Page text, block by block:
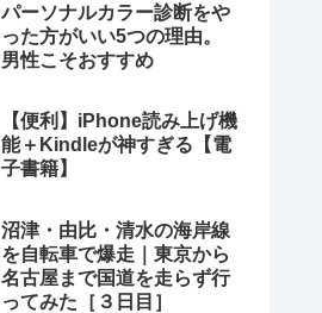
パーソナルカラー診断をや
った方がいい5つの理由。
男性こそおすすめ
【便利】iPhone読み上げ機
能＋Kindleが神すぎる【電
子書籍】
沼津・由比・清水の海岸線
を自転車で爆走｜東京から
名古屋まで国道を走らず行
ってみた［３日目］